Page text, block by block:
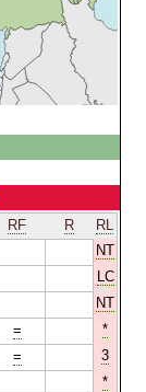
RF R
RL
NT
LC
NT
=
*
=
3
*